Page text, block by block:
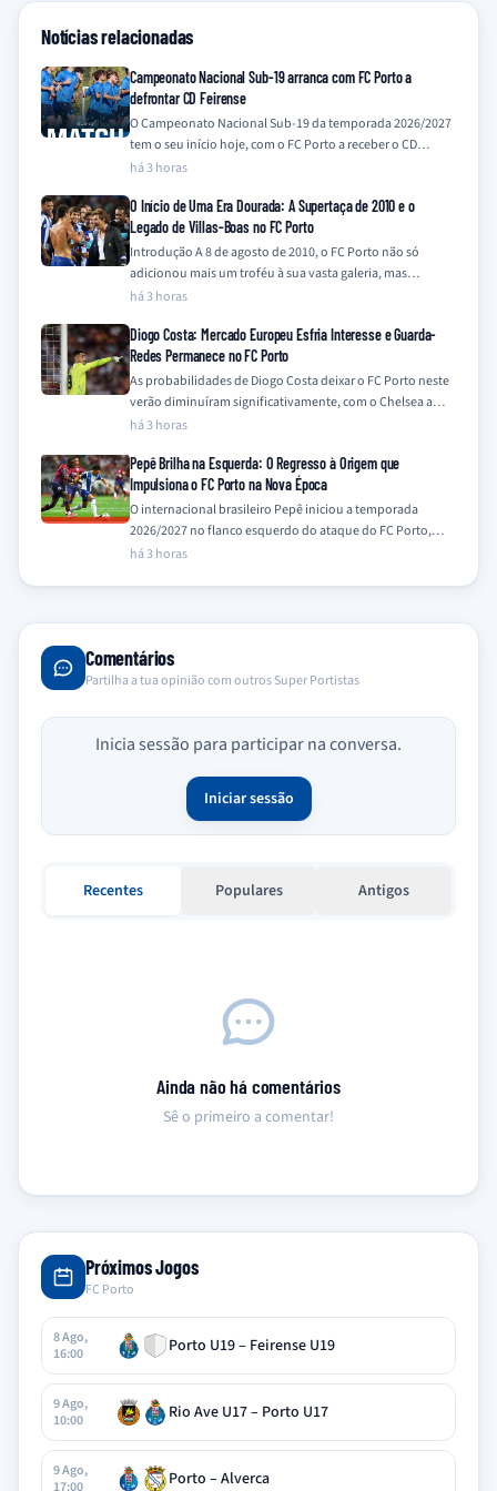
Notícias relacionadas
Campeonato Nacional Sub-19 arranca com FC Porto a
defrontar CD Feirense
O Campeonato Nacional Sub-19 da temporada 2026/2027
tem o seu início hoje, com o FC Porto a receber o CD
Feirense no…
há 3 horas
O Início de Uma Era Dourada: A Supertaça de 2010 e o
Legado de Villas-Boas no FC Porto
Introdução A 8 de agosto de 2010, o FC Porto não só
adicionou mais um troféu à sua vasta galeria, mas
também…
há 3 horas
Diogo Costa: Mercado Europeu Esfria Interesse e Guarda-
Redes Permanece no FC Porto
As probabilidades de Diogo Costa deixar o FC Porto neste
verão diminuíram significativamente, com o Chelsea a
descartar o interesse e outros…
há 3 horas
Pepê Brilha na Esquerda: O Regresso à Origem que
Impulsiona o FC Porto na Nova Época
O internacional brasileiro Pepê iniciou a temporada
2026/2027 no flanco esquerdo do ataque do FC Porto,
uma posição onde demonstra particular à-vontade,…
há 3 horas
Comentários
Partilha a tua opinião com outros Super Portistas
Inicia sessão para participar na conversa.
Iniciar sessão
Recentes Populares Antigos
Ainda não há comentários
Sê o primeiro a comentar!
Próximos Jogos
FC Porto
8 Ago,
16:00
Porto U19 – Feirense U19
9 Ago,
10:00
Rio Ave U17 – Porto U17
9 Ago,
17:00
Porto – Alverca